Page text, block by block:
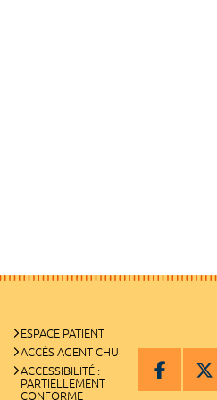
ESPACE PATIENT
ACCÈS AGENT CHU
ACCESSIBILITÉ :
PARTIELLEMENT
CONFORME